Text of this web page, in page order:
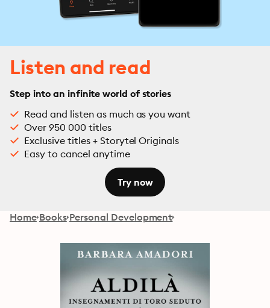
Listen and read
Step into an infinite world of stories
Read and listen as much as you want
Over 950 000 titles
Exclusive titles + Storytel Originals
Easy to cancel anytime
Try now
Home Books Personal Development